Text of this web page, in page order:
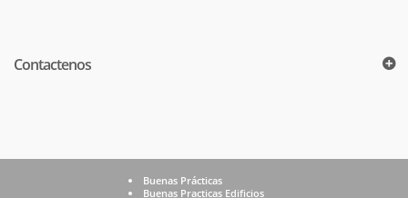
Contactenos
Buenas Prácticas
Buenas Practicas Edificios